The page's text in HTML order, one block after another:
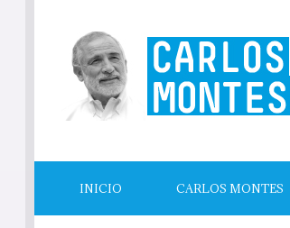
INICIO CARLOS MONTES